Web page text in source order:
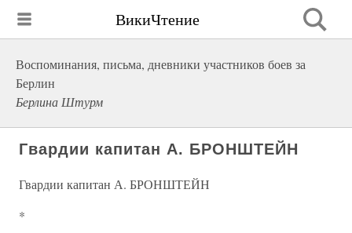
ВикиЧтение
Воспоминания, письма, дневники участников боев за
Берлин
Берлина Штурм
Гвардии капитан А. БРОНШТЕЙН
Гвардии капитан А. БРОНШТЕЙН
*